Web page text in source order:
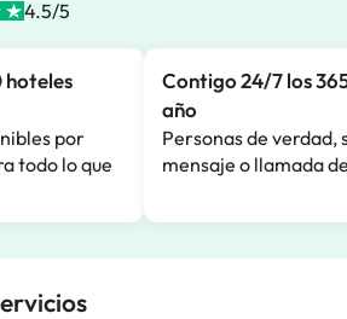
4.5/5
hoteles
por
todo lo que
Contigo 24/7 los
año
Personas de verdad,
mensaje o llamada